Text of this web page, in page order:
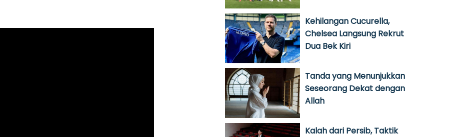
Kehilangan Cucurella,
Chelsea Langsung Rekrut
Dua Bek Kiri
Tanda yang Menunjukkan
Seseorang Dekat dengan
Allah
Kalah dari Persib, Taktik